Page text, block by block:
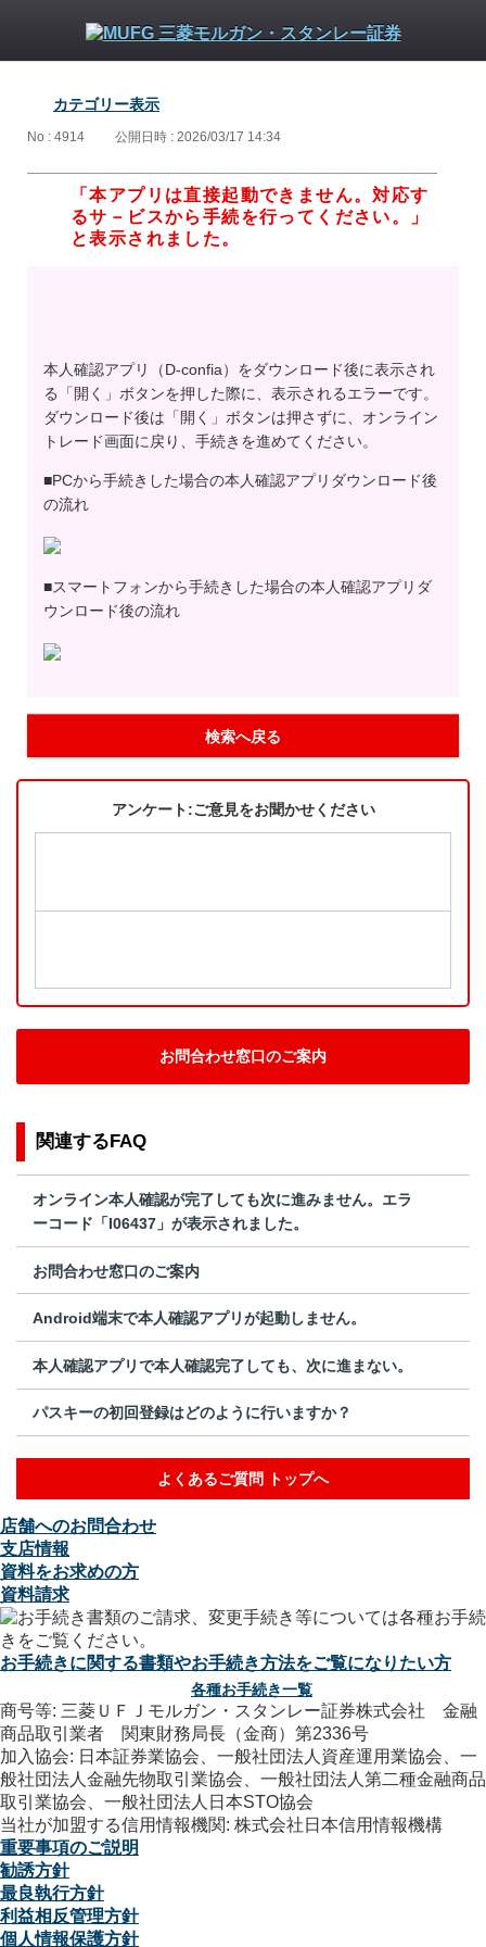
カテゴリー表示
No : 4914 公開日時 : 2026/03/17 14:34
「本アプリは直接起動できません。対応す
るサ－ビスから手続を行ってください。」
と表示されました。
本人確認アプリ（D-confia）をダウンロード後に表示され
る「開く」ボタンを押した際に、表示されるエラーです。
ダウンロード後は「開く」ボタンは押さずに、オンライン
トレード画面に戻り、手続きを進めてください。
■PCから手続きした場合の本人確認アプリダウンロード後
の流れ
■スマートフォンから手続きした場合の本人確認アプリダ
ウンロード後の流れ
検索へ戻る
アンケート:ご意見をお聞かせください
お問合わせ窓口のご案内
関連するFAQ
オンライン本人確認が完了しても次に進みません。エラ
ーコード「I06437」が表示されました。
お問合わせ窓口のご案内
Android端末で本人確認アプリが起動しません。
本人確認アプリで本人確認完了しても、次に進まない。
パスキーの初回登録はどのように行いますか？
よくあるご質問 トップへ
店舗へのお問合わせ
支店情報
資料をお求めの方
資料請求
お手続きに関する書類やお手続き方法をご覧になりたい方
各種お手続き一覧
商号等: 三菱ＵＦＪモルガン・スタンレー証券株式会社 金融
商品取引業者 関東財務局長（金商）第2336号
加入協会: 日本証券業協会、一般社団法人資産運用業協会、一
般社団法人金融先物取引業協会、一般社団法人第二種金融商品
取引業協会、一般社団法人日本STO協会
当社が加盟する信用情報機関: 株式会社日本信用情報機構
重要事項のご説明
勧誘方針
最良執行方針
利益相反管理方針
個人情報保護方針